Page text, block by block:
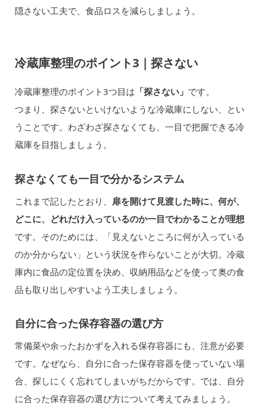
隠さない工夫で、食品ロスを減らしましょう。
冷蔵庫整理のポイント3｜探さない
冷蔵庫整理のポイント3つ目は 「探さない」 です。
つまり、探さないといけないような冷蔵庫にしない、とい
うことです。わざわざ探さなくても、一目で把握できる冷
蔵庫を目指しましょう。
探さなくても一目で分かるシステム
これまで記したとおり、
扉を開けて見渡した時に、何が、
どこに、どれだけ入っているのか一目でわかることが理想
です。そのためには、「見えないところに何が入っている
のか分からない」という状況を作らないことが大切。冷蔵
庫内に食品の定位置を決め、収納用品などを使って奥の食
品も取り出しやすいよう工夫しましょう。
自分に合った保存容器の選び方
常備菜や余ったおかずを入れる保存容器にも、注意が必要
です。なぜなら、自分に合った保存容器を使っていない場
合、探しにくく忘れてしまいがちだからです。では、自分
に合った保存容器の選び方について考えてみましょう。